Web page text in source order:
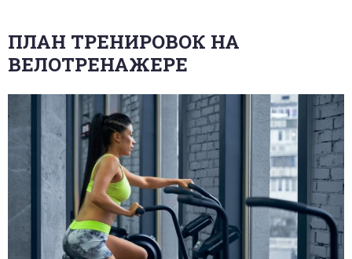
ПЛАН ТРЕНИРОВОК НА
ВЕЛОТРЕНАЖЕРЕ